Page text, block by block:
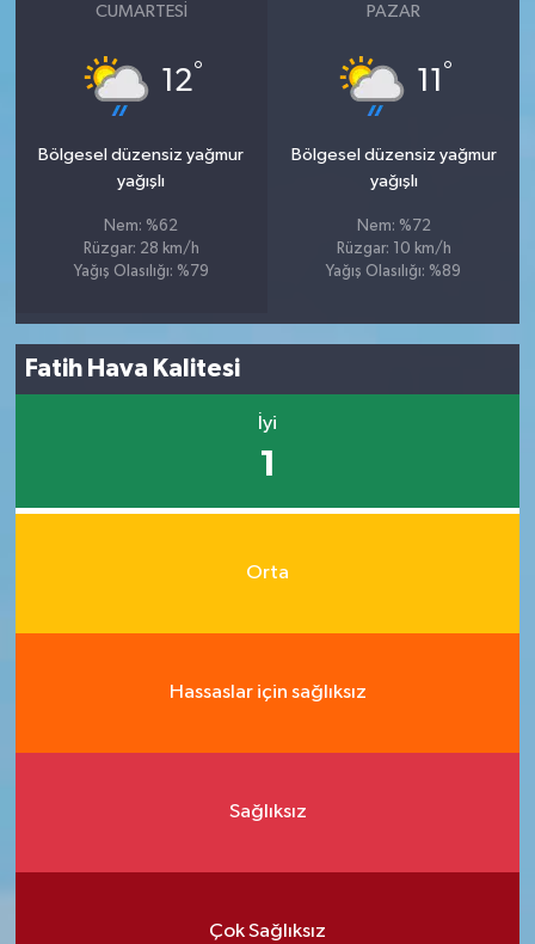
CUMARTESI
12°
Bölgesel düzensiz yağmur
yağışlı
Nem: %62
Rüzgar: 28 km/h
Yağış Olasılığı: %79
PAZAR
11 °
Bölgesel düzensiz yağmur
yağışlı
Nem: %72
Rüzgar: 10 km/h
Yağış Olasılığı: %89
Fatih Hava Kalitesi
İyi
1
Orta
Hassaslar için sağlıksız
Sağlıksız
Çok Sağlıksız